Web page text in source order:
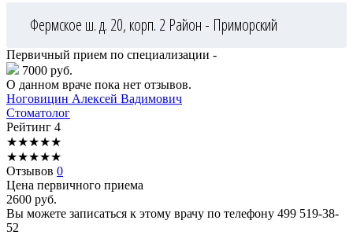
Фермское ш. д. 20, корп. 2 Район - Приморский
Первичный прием по специализации -
7000 руб.
О данном враче пока нет отзывов.
Ноговицин Алексей Вадимович
Стоматолог
Рейтинг 4
★★★★★
★★★★★
Отзывов 0
Цена первичного приема
2600 руб.
Вы можете записаться к этому врачу по телефону 499 519-38-
52